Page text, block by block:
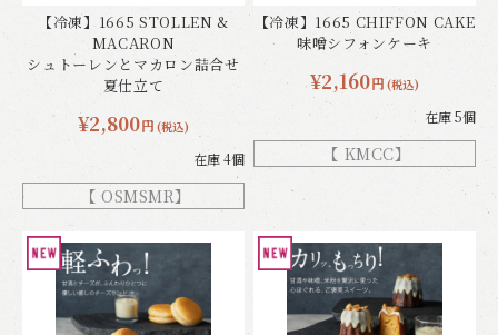
【冷凍】1665 STOLLEN &
MACARON
シュトーレンとマカロン詰合せ
夏仕立て
¥2,800円 (税込)
在庫 4個
【 OSMSMR】
【冷凍】1665 CHIFFON CAKE
味噌シフォンケーキ
¥2,160円 (税込)
在庫 5個
【 KMCC】